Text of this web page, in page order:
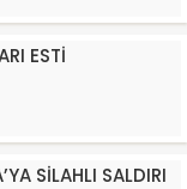
ESTİ
SİLAHLI SALDIRI